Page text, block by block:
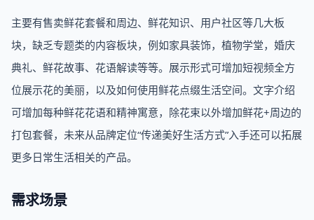
主要有售卖鲜花套餐和周边、鲜花知识、用户社区等几大板
块，缺乏专题类的内容板块，例如家具装饰，植物学堂，婚庆
典礼、鲜花故事、花语解读等等。展示形式可增加短视频全方
位展示花的美丽，以及如何使用鲜花点缀生活空间。文字介绍
可增加每种鲜花花语和精神寓意，除花束以外增加鲜花+周边的
打包套餐，未来从品牌定位“传递美好生活方式”入手还可以拓展
更多日常生活相关的产品。
需求场景